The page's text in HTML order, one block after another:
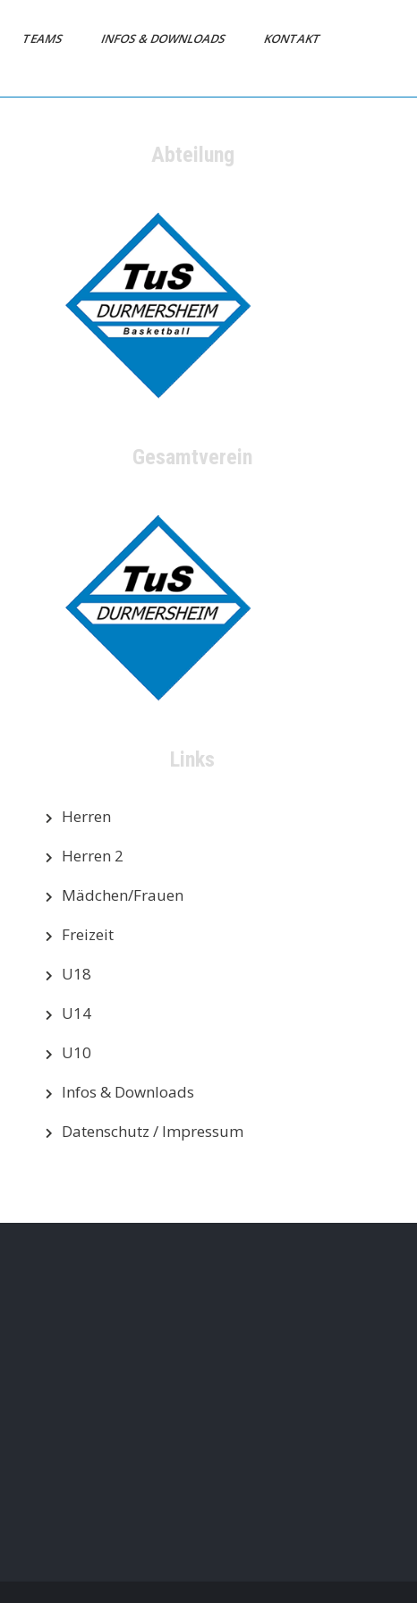
TEAMS INFOS & DOWNLOADS KONTAKT
Abteilung
Gesamtverein
Links
Herren
Herren 2
Mädchen/Frauen
Freizeit
U18
U14
U10
Infos & Downloads
Datenschutz / Impressum